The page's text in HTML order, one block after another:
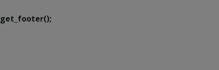
get_footer();